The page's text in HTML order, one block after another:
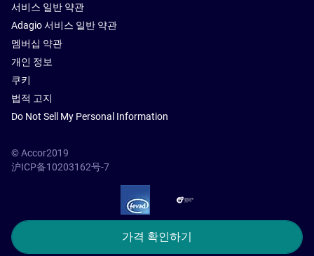
가격 확인하기
서비스 일반 약관
Adagio 서비스 일반 약관
멤버십 약관
개인 정보
쿠키
법적 고지
Do Not Sell My Personal Information
© Accor2019
沪ICP备10203162号-7